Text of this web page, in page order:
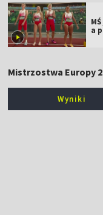
a
Mistrzostwa Europy
Wyniki